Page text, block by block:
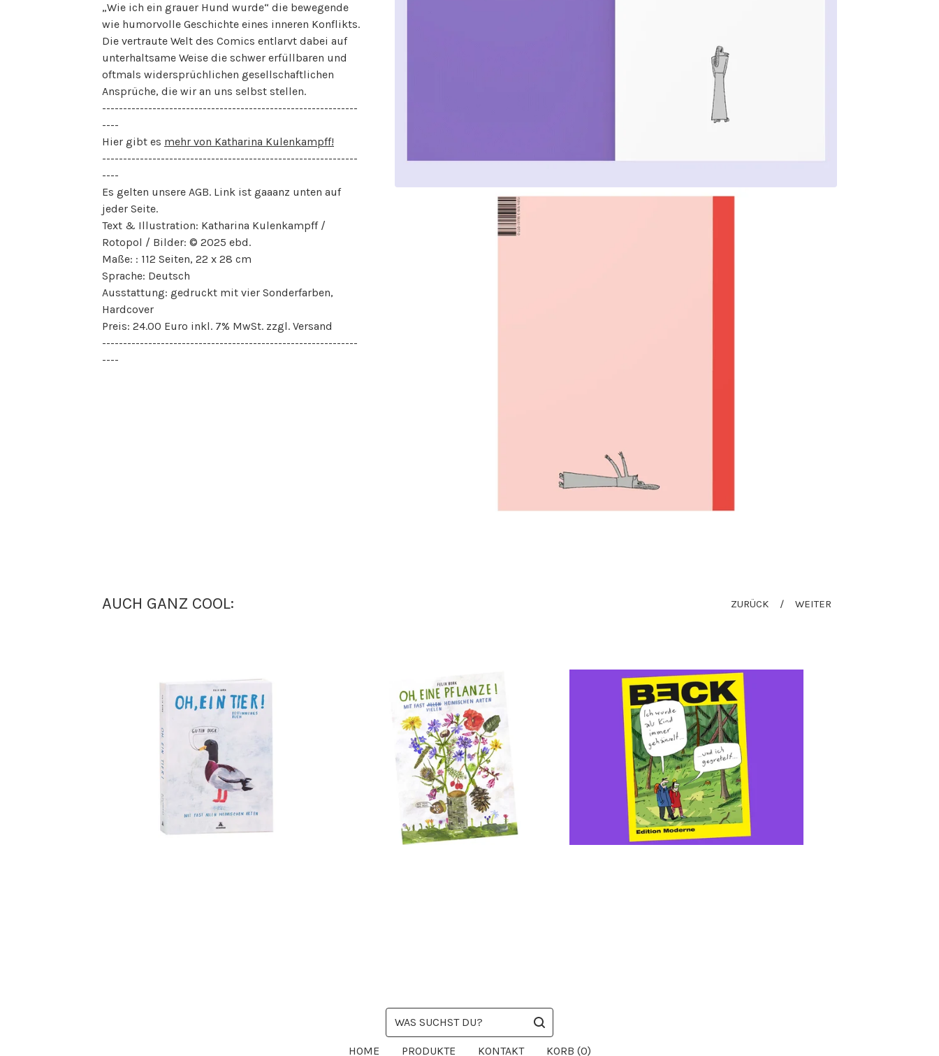
„Wie ich ein grauer Hund wurde“ die bewegende
wie humorvolle Geschichte eines inneren Konflikts.
Die vertraute Welt des Comics entlarvt dabei auf
unterhaltsame Weise die schwer erfüllbaren und
oftmals widersprüchlichen gesellschaftlichen
Ansprüche, die wir an uns selbst stellen.
-------------------------------------------------------------
----
Hier gibt es mehr von Katharina Kulenkampff!
-------------------------------------------------------------
----
Es gelten unsere AGB. Link ist gaaanz unten auf
jeder Seite.
Text & Illustration: Katharina Kulenkampff /
Rotopol / Bilder: © 2025 ebd.
Maße: : 112 Seiten, 22 x 28 cm
Sprache: Deutsch
Ausstattung: gedruckt mit vier Sonderfarben,
Hardcover
Preis: 24.00 Euro inkl. 7% MwSt. zzgl. Versand
-------------------------------------------------------------
----
AUCH GANZ COOL: ZURÜCK WEITER
WAS
SUCHST
DU?
HOME PRODUKTE KONTAKT KORB (0)